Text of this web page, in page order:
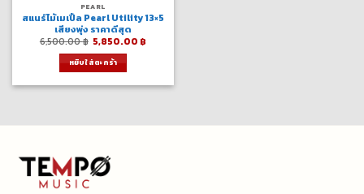
PEARL
สแนร์ไม้เมเปิ้ล Pearl Utility 13×5
เสียงพุ่ง ราคาดีสุด
6,500.00฿ Original
price
was:
6,500.00 ฿.
5,850.00 ฿
หยิบใส่ตะกร้า